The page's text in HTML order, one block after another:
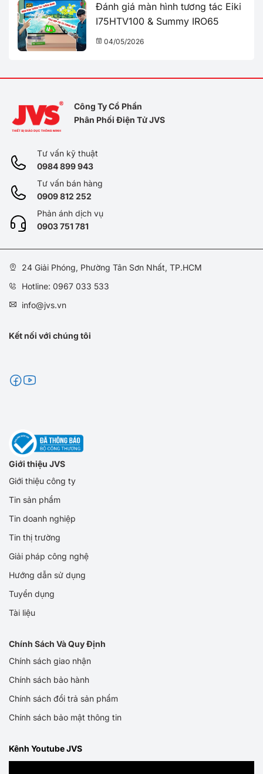
Đánh giá màn hình tương tác Eiki
I75HTV100 & Summy IRO65
04/05/2026
Công Ty Cổ Phần
Phân Phối Điện Tử JVS
Tư vấn kỹ thuật
0984 899 943
Tư vấn bán hàng
0909 812 252
Phản ánh dịch vụ
0903 751 781
24 Giải Phóng, Phường Tân Sơn Nhất, TP.HCM
Hotline: 0967 033 533
info@jvs.vn
Kết nối với chúng tôi
Giới thiệu JVS
Giới thiệu công ty
Tin sản phẩm
Tin doanh nghiệp
Tin thị trường
Giải pháp công nghệ
Hướng dẫn sử dụng
Tuyển dụng
Tài liệu
Chính Sách Và Quy Định
Chính sách giao nhận
Chính sách bảo hành
Chính sách đổi trả sản phẩm
Chính sách bảo mật thông tin
Kênh Youtube JVS